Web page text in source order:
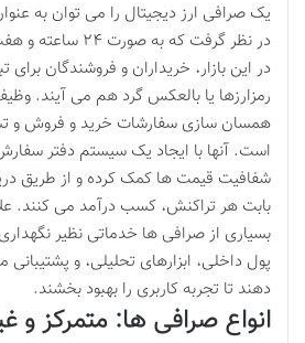
یک صرافی ارز دیجیتال را می توان به
در نظر گرفت که به
در این بازار، خریداران و فروشندگان برای
رمزارزها یا بالعکس گرد هم می آیند.
همسان سازی سفارشات خرید و فروش و
شفافیت قیمت ها کمک کرده و از طریق
بابت هر تراکنش، کسب درآمد می کنند.
بسیاری از صرافی ها خدماتی نظیر
پول داخلی، ابزارهای تحلیلی، و پشتیبانی
دهند تا تجربه کاربری را بهبود بخشند.
انواع صرافی ها: متمرکز و